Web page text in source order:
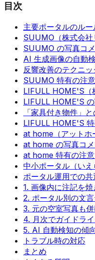
目次
主要ポータルのル
SUUMO（株式会社
SUUMO の写真コ
AI 生成画像の自動
反響改善のテクニッ
SUUMO 特有の注
LIFULL HOME'S（
LIFULL HOME'S
「家具付き物件」
LIFULL HOME'S
at home（アットホ
at home の写真コ
at home 特有の注
中小ポータル（いえ
ポータル運用での
1. 画像内に注記を焼
2. ポータル別の文
3. 元の空室写真も
4. 月次でガイドラ
5. AI 自動検知の傾
トラブル時の対応
まとめ